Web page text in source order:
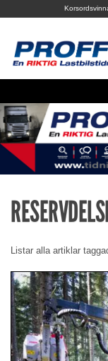
to
Listar alla artiklar